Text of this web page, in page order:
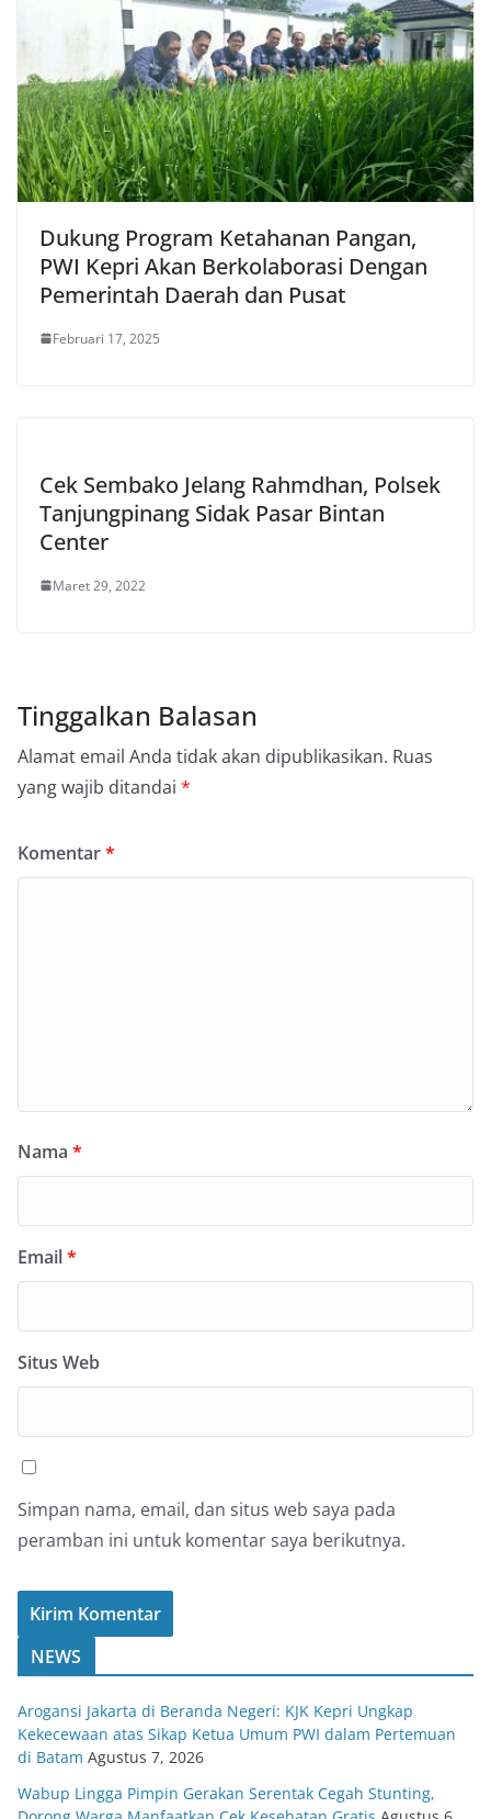
Dukung Program Ketahanan Pangan,
PWI Kepri Akan Berkolaborasi Dengan
Pemerintah Daerah dan Pusat
Februari 17, 2025
Cek Sembako Jelang Rahmdhan, Polsek
Tanjungpinang Sidak Pasar Bintan
Center
Maret 29, 2022
Tinggalkan Balasan
Alamat email Anda tidak akan dipublikasikan. Ruas
yang wajib ditandai *
Komentar*
Nama *
Email*
Situs Web
Simpan nama, email, dan situs web saya pada
peramban ini untuk komentar saya berikutnya.
NEWS
Arogansi Jakarta di Beranda Negeri: KJK Kepri Ungkap
Kekecewaan atas Sikap Ketua Umum PWI dalam Pertemuan
di Batam Agustus 7, 2026
Wabup Lingga Pimpin Gerakan Serentak Cegah Stunting,